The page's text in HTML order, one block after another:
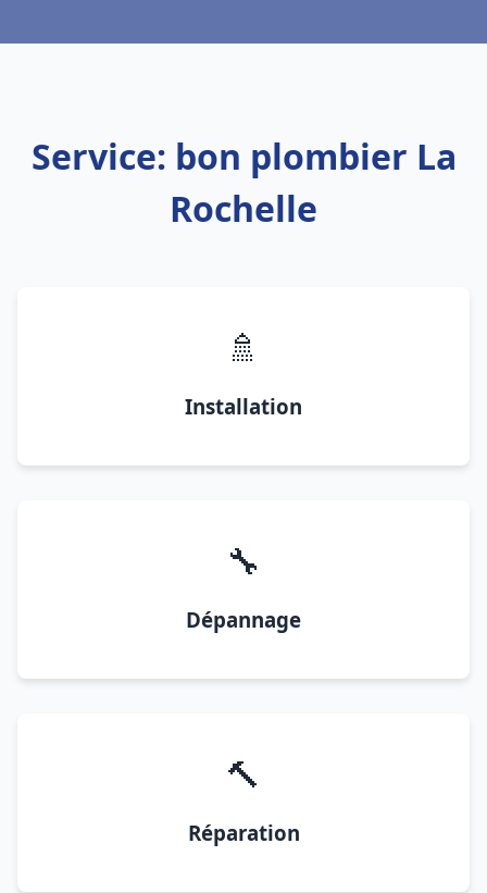
Service: bon plombier La
Rochelle
🚿
Installation
🔧
Dépannage
🔨
Réparation